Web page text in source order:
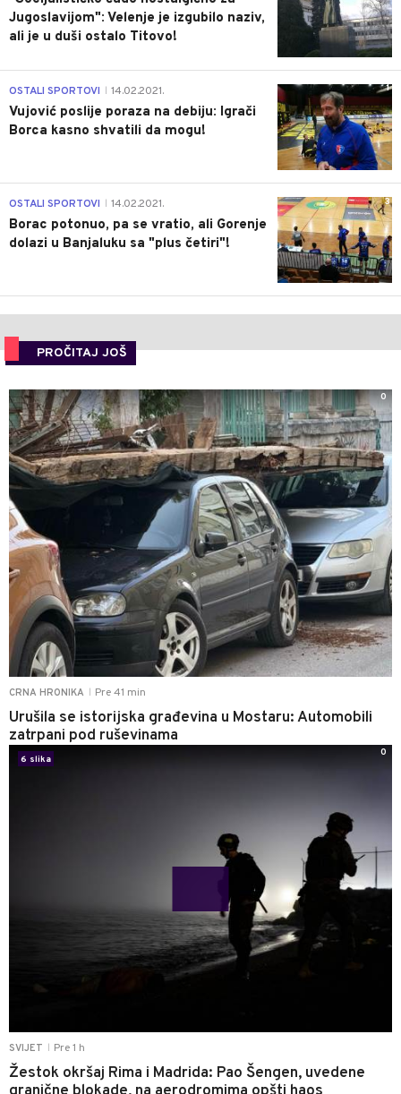
Jugoslavijom": Velenje je izgubilo naziv,
ali je u duši ostalo Titovo!
1
OSTALI SPORTOVI 14.02.2021.
Vujović poslije poraza na debiju: Igrači
Borca kasno shvatili da mogu!
3
OSTALI SPORTOVI 14.02.2021.
Borac potonuo, pa se vratio, ali Gorenje
dolazi u Banjaluku sa "plus četiri"!
PROČITAJ JOŠ
CRNA HRONIKA Pre 41 min
Urušila se istorijska građevina u Mostaru: Automobili
zatrpani pod ruševinama
0
SVIJET Pre 1 h
Žestok okršaj Rima i Madrida: Pao Šengen, uvedene
6 slika
0